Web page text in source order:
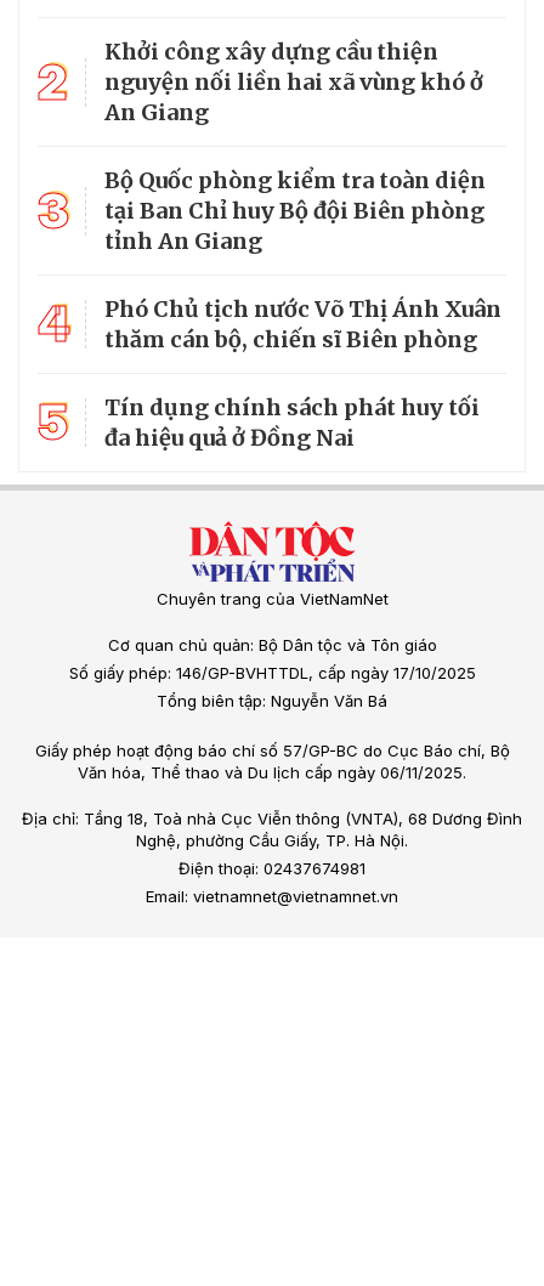
2
Khởi công xây dựng cầu thiện
nguyện nối liền hai xã vùng khó ở
An Giang
3
Bộ Quốc phòng kiểm tra toàn diện
tại Ban Chỉ huy Bộ đội Biên phòng
tỉnh An Giang
4
Phó Chủ tịch nước Võ Thị Ánh Xuân
thăm cán bộ, chiến sĩ Biên phòng
5
Tín dụng chính sách phát huy tối
đa hiệu quả ở Đồng Nai
Chuyên trang của VietNamNet
Cơ quan chủ quản: Bộ Dân tộc và Tôn giáo
Số giấy phép: 146/GP-BVHTTDL, cấp ngày 17/10/2025
Tổng biên tập: Nguyễn Văn Bá
Giấy phép hoạt động báo chí số 57/GP-BC do Cục Báo chí, Bộ
Văn hóa, Thể thao và Du lịch cấp ngày 06/11/2025.
Địa chỉ: Tầng 18, Toà nhà Cục Viễn thông (VNTA), 68 Dương Đình
Nghệ, phường Cầu Giấy, TP. Hà Nội.
Điện thoại: 02437674981
Email: vietnamnet@vietnamnet.vn